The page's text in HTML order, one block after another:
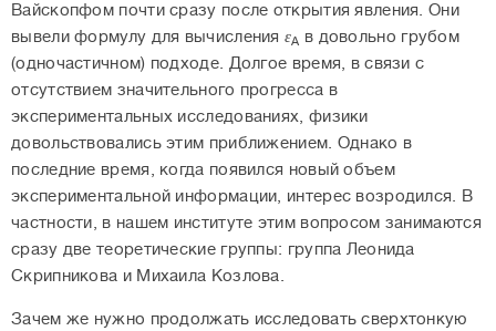
Вайскопфом почти сразу после открытия явления. Они
вывели формулу для вычисленияεA в довольно грубом
(одночастичном) подходе. Долгое время, в связи с
отсутствием значительного прогресса в
экспериментальных исследованиях, физики
довольствовались этим приближением. Однако в
последние время, когда появился новый объем
экспериментальной информации, интерес возродился. В
частности, в нашем институте этим вопросом занимаются
сразу две теоретические группы: группа Леонида
Скрипникова и Михаила Козлова.
Зачем же нужно продолжать исследовать сверхтонкую